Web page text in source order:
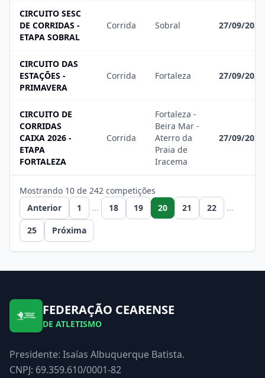
CIRCUITO SESC
DE CORRIDAS -
ETAPA SOBRAL
Corrida Sobral 27/09/2026
CIRCUITO DAS
ESTAÇÕES -
PRIMAVERA
Corrida Fortaleza 27/09/2026
CIRCUITO DE
CORRIDAS
CAIXA 2026 -
ETAPA
FORTALEZA
Corrida
Fortaleza -
Beira Mar -
Aterro da
Praia de
Iracema
27/09/2026
Mostrando 10 de 242 competições
Anterior
1 ... 18 19 20 21 22
...
25
Próxima
FEDERAÇÃO CEARENSE
DE ATLETISMO
Presidente: Isaías Albuquerque Batista.
CNPJ: 69.359.610/0001-82